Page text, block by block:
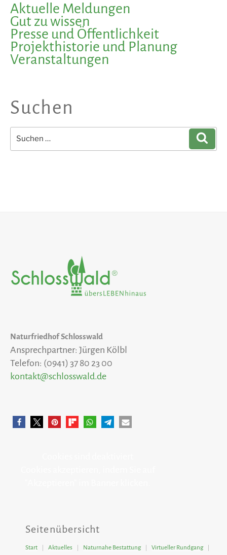
Aktuelle Meldungen
Gut zu wissen
Presse und Öffentlichkeit
Projekthistorie und Planung
Veranstaltungen
Suchen
Naturfriedhof Schlosswald
Ansprechpartner: Jürgen Kölbl
Telefon: (0941) 37 80 23 00
kontakt@schlosswald.de
Seitenübersicht
Start Aktuelles Naturnahe Bestattung Virtueller Rundgang